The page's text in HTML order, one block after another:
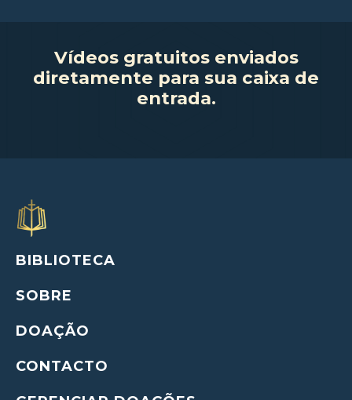
Vídeos gratuitos enviados
diretamente para sua caixa de
entrada.
BIBLIOTECA
SOBRE
DOAÇÃO
CONTACTO